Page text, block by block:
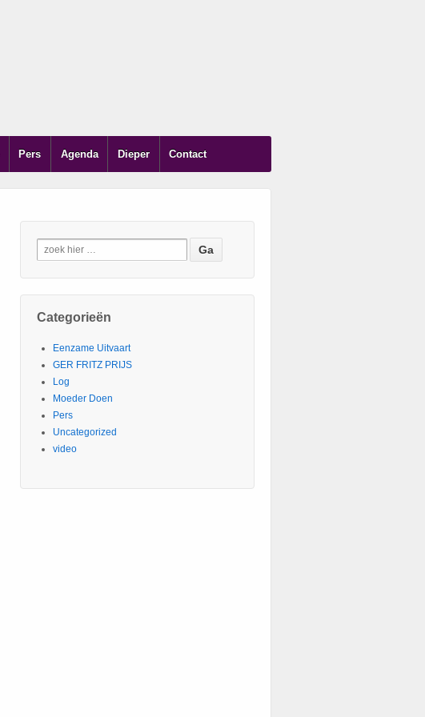
Pers Agenda Dieper Contact
Categorieën
Eenzame Uitvaart
GER FRITZ PRIJS
Log
Moeder Doen
Pers
Uncategorized
video